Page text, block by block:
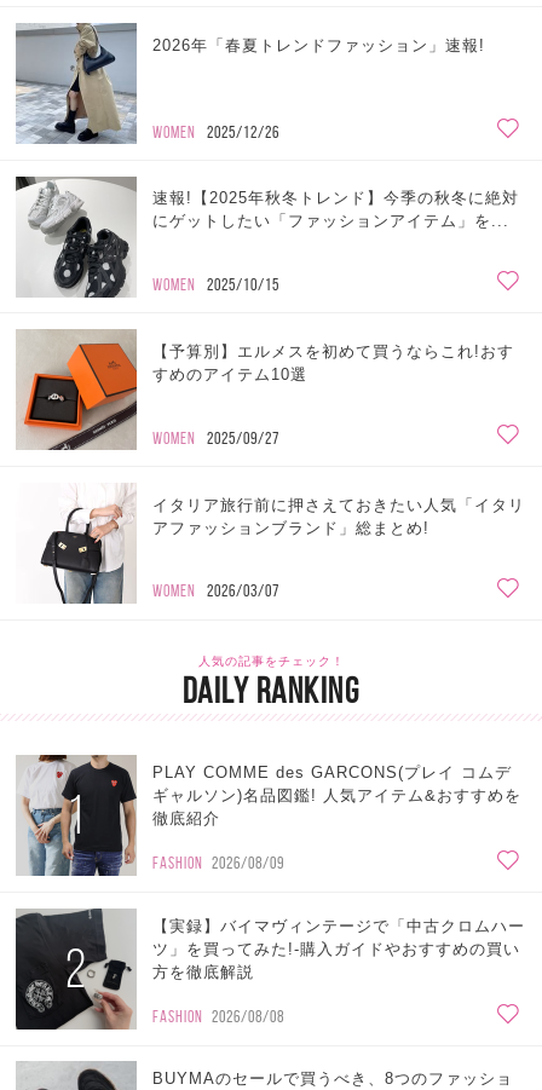
2026年「春夏トレンドファッション」速報!
WOMEN 2025/12/26
速報!【2025年秋冬トレンド】今季の秋冬に絶対
にゲットしたい「ファッションアイテム」を...
WOMEN 2025/10/15
【予算別】エルメスを初めて買うならこれ!おす
すめのアイテム10選
WOMEN 2025/09/27
イタリア旅行前に押さえておきたい人気「イタリ
アファッションブランド」総まとめ!
WOMEN 2026/03/07
人気の記事をチェック！
DAILY RANKING
1
PLAY COMME des GARCONS(プレイ コムデ
ギャルソン)名品図鑑! 人気アイテム&おすすめを
徹底紹介
FASHION 2026/08/09
2
【実録】バイマヴィンテージで「中古クロムハー
ツ」を買ってみた!-購入ガイドやおすすめの買い
方を徹底解説
FASHION 2026/08/08
BUYMAのセールで買うべき、8つのファッショ